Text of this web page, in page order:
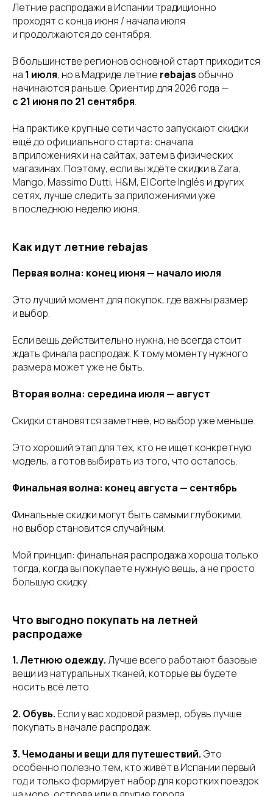
Летние распродажи в Испании традиционно
проходят с конца июня / начала июля
и продолжаются до сентября.
В большинстве регионов основной старт приходится
на 1 июля, но в Мадриде летние rebajas обычно
начинаются раньше. Ориентир для 2026 года —
с 21 июня по 21 сентября.
На практике крупные сети часто запускают скидки
ещё до официального старта: сначала
в приложениях и на сайтах, затем в физических
магазинах. Поэтому, если вы ждёте скидки в Zara,
Mango, Massimo Dutti, H&M, El Corte Inglés и других
сетях, лучше следить за приложениями уже
в последнюю неделю июня.
Как идут летние rebajas
Первая волна: конец июня — начало июля
Это лучший момент для покупок, где важны размер
и выбор.
Если вещь действительно нужна, не всегда стоит
ждать финала распродаж. К тому моменту нужного
размера может уже не быть.
Вторая волна: середина июля — август
Скидки становятся заметнее, но выбор уже меньше.
Это хороший этап для тех, кто не ищет конкретную
модель, а готов выбирать из того, что осталось.
Финальная волна: конец августа — сентябрь
Финальные скидки могут быть самыми глубокими,
но выбор становится случайным.
Мой принцип: финальная распродажа хороша только
тогда, когда вы покупаете нужную вещь, а не просто
большую скидку.
Что выгодно покупать на летней
распродаже
1. Летнюю одежду.Лучше всего работают базовые
вещи из натуральных тканей, которые вы будете
носить всё лето.
2. Обувь. Если у вас ходовой размер, обувь лучше
покупать в начале распродаж.
3. Чемоданы и вещи для путешествий. Это
особенно полезно тем, кто живёт в Испании первый
год и только формирует набор для коротких поездок